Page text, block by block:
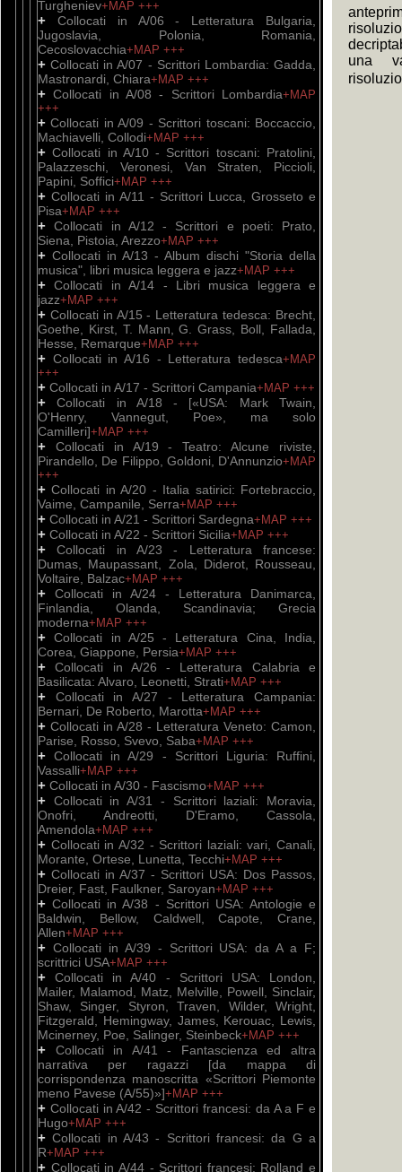
Turgheniev+MAP +++
+ Collocati in A/06 - Letteratura Bulgaria,
Jugoslavia, Polonia, Romania,
Cecoslovacchia+MAP +++
+Collocati in A/07 - Scrittori Lombardia: Gadda,
Mastronardi, Chiara+MAP +++
+Collocati in A/08 - Scrittori Lombardia+MAP
+++
+Collocati in A/09 - Scrittori toscani: Boccaccio,
Machiavelli, Collodi+MAP +++
+Collocati in A/10 - Scrittori toscani: Pratolini,
Palazzeschi, Veronesi, Van Straten, Piccioli,
Papini, Soffici+MAP +++
+ Collocati in A/11 - Scrittori Lucca, Grosseto e
Pisa+MAP +++
+Collocati in A/12 - Scrittori e poeti: Prato,
Siena, Pistoia, Arezzo+MAP +++
+ Collocati in A/13 - Album dischi "Storia della
musica", libri musica leggera e jazz+MAP +++
+Collocati in A/14 - Libri musica leggera e
jazz+MAP +++
+ Collocati in A/15 - Letteratura tedesca: Brecht,
Goethe, Kirst, T. Mann, G. Grass, Boll, Fallada,
Hesse, Remarque+MAP +++
+ Collocati in A/16 - Letteratura tedesca+MAP
+++
+ Collocati in A/17 - Scrittori Campania+MAP +++
+Collocati in A/18 - [«USA: Mark Twain,
O'Henry, Vannegut, Poe», ma solo
Camilleri]+MAP +++
+ Collocati in A/19 - Teatro: Alcune riviste,
Pirandello, De Filippo, Goldoni, D'Annunzio+MAP
+++
+Collocati in A/20 - Italia satirici: Fortebraccio,
Vaime, Campanile, Serra+MAP +++
+ Collocati in A/21 - Scrittori Sardegna+MAP +++
+ Collocati in A/22 - Scrittori Sicilia+MAP +++
+Collocati in A/23 - Letteratura francese:
Dumas, Maupassant, Zola, Diderot, Rousseau,
Voltaire, Balzac+MAP +++
+ Collocati in A/24 - Letteratura Danimarca,
Finlandia, Olanda, Scandinavia; Grecia
moderna+MAP +++
+Collocati in A/25 - Letteratura Cina, India,
Corea, Giappone, Persia+MAP +++
+Collocati in A/26 - Letteratura Calabria e
Basilicata: Alvaro, Leonetti, Strati+MAP +++
+ Collocati in A/27 - Letteratura Campania:
Bernari, De Roberto, Marotta+MAP +++
+ Collocati in A/28 - Letteratura Veneto: Camon,
Parise, Rosso, Svevo, Saba+MAP +++
+Collocati in A/29 - Scrittori Liguria: Ruffini,
Vassalli+MAP +++
+ Collocati in A/30 - Fascismo+MAP +++
+ Collocati in A/31 - Scrittori laziali: Moravia,
Onofri, Andreotti, D'Eramo, Cassola,
Amendola+MAP +++
+ Collocati in A/32 - Scrittori laziali: vari, Canali,
Morante, Ortese, Lunetta, Tecchi+MAP +++
+ Collocati in A/37 - Scrittori USA: Dos Passos,
Dreier, Fast, Faulkner, Saroyan+MAP +++
+Collocati in A/38 - Scrittori USA: Antologie e
Baldwin, Bellow, Caldwell, Capote, Crane,
Allen+MAP +++
+ Collocati in A/39 - Scrittori USA: da A a F;
scrittrici USA+MAP +++
+Collocati in A/40 - Scrittori USA: London,
Mailer, Malamod, Matz, Melville, Powell, Sinclair,
Shaw, Singer, Styron, Traven, Wilder, Wright,
Fitzgerald, Hemingway, James, Kerouac, Lewis,
Mcinerney, Poe, Salinger, Steinbeck+MAP +++
+ Collocati in A/41 - Fantascienza ed altra
narrativa per ragazzi [da mappa di
corrispondenza manoscritta «Scrittori Piemonte
meno Pavese (A/55)»]+MAP +++
+ Collocati in A/42 - Scrittori francesi: da A a F e
Hugo+MAP +++
+Collocati in A/43 - Scrittori francesi: da G a
R+MAP +++
+ Collocati in A/44 - Scrittori francesi: Rolland e
una